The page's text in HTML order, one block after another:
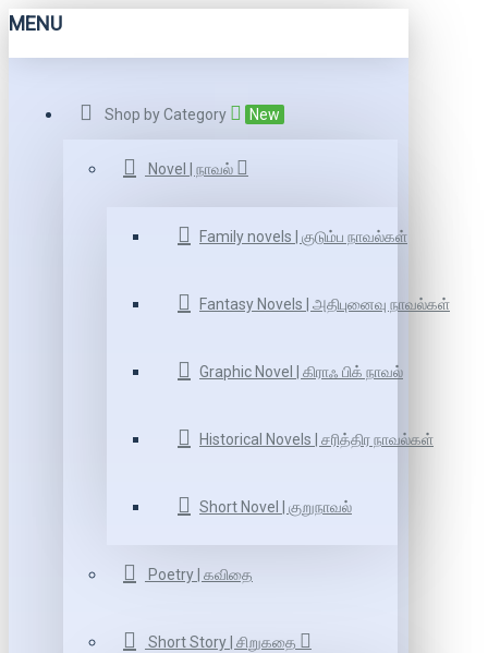
MENU
Shop by Category New
Novel | நாவல்
Family novels | குடும்ப நாவல்கள்
Fantasy Novels | அதிபுனைவு நாவல்கள்
Graphic Novel | கிராஃ பிக் நாவல்
Historical Novels | சரித்திர நாவல்கள்
Short Novel | குறுநாவல்
Poetry | கவிதை
Short Story | சிறுகதை